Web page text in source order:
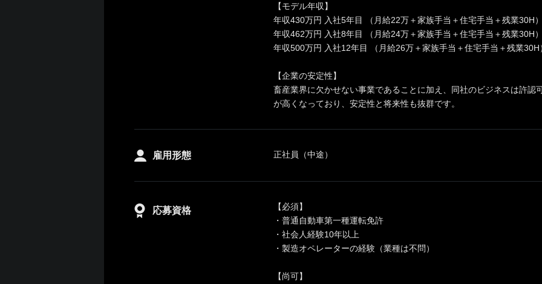
【モデル年収】
年収430万円 入社5年目 （月給22万＋家族手当＋住宅手当＋残業30H）
年収462万円 入社8年目 （月給24万＋家族手当＋住宅手当＋残業30H）
年収500万円 入社12年目 （月給26万＋家族手当＋住宅手当＋残業30H
【企業の安定性】
畜産業界に欠かせない事業であることに加え、同社のビジネスは許認
が高くなっており、安定性と将来性も抜群です。
雇用形態 正社員（中途）
応募資格
【必須】
・普通自動車第一種運転免許
・社会人経験10年以上
・製造オペレーターの経験（業種は不問）
【尚可】